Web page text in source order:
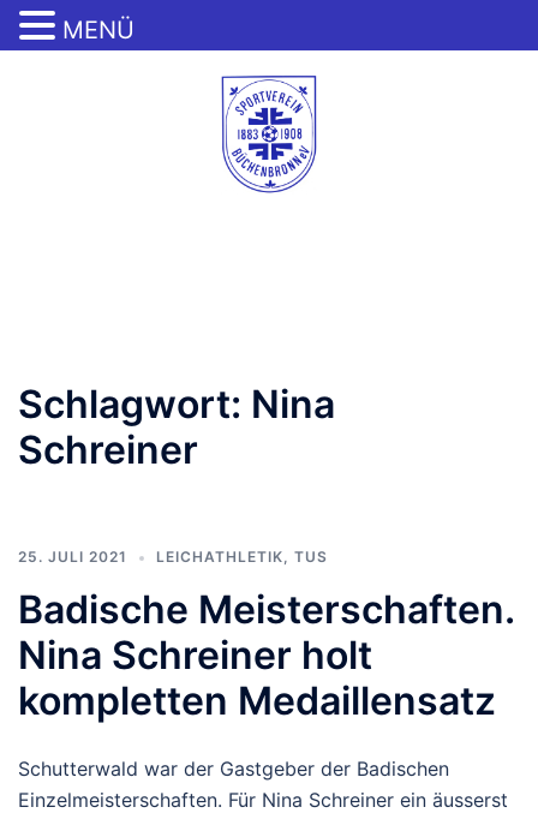
Schlagwort: Nina
Schreiner
25. JULI 2021 LEICHATHLETIK, TUS
Badische Meisterschaften.
Nina Schreiner holt
kompletten Medaillensatz
Schutterwald war der Gastgeber der Badischen
Einzelmeisterschaften. Für Nina Schreiner ein äusserst
MENÜ